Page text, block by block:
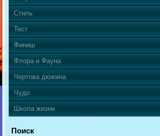
Стиль
Тест
Финиш
Флора и Фауна
Чертова дюжина
Чудо
Школа жизни
Поиск